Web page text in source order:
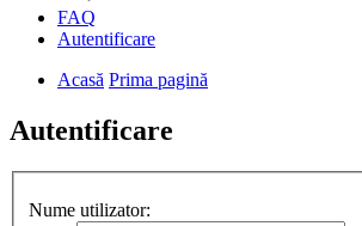
FAQ
Autentificare
Acasă Prima pagină
Autentificare
Nume utilizator: